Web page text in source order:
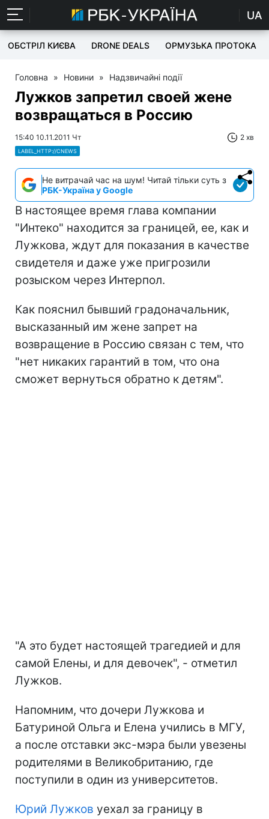
UA
ОБСТРІЛ КИЄВА DRONE DEALS ОРМУЗЬКА ПРОТОКА
Головна » Новини » Надзвичайні події
Лужков запретил своей жене
возвращаться в Россию
15:40 10.11.2011 Чт 2 хв
LABEL_HTTP://CNEWS
Не витрачай час на шум! Читай тільки суть з
РБК-Україна у Google
В настоящее время глава компании
"Интеко" находится за границей, ее, как и
Лужкова, ждут для показания в качестве
свидетеля и даже уже пригрозили
розыском через Интерпол.
Как пояснил бывший градоначальник,
высказанный им жене запрет на
возвращение в Россию связан с тем, что
"нет никаких гарантий в том, что она
сможет вернуться обратно к детям".
"А это будет настоящей трагедией и для
самой Елены, и для девочек", - отметил
Лужков.
Напомним, что дочери Лужкова и
Батуриной Ольга и Елена учились в МГУ,
а после отставки экс-мэра были увезены
родителями в Великобританию, где
поступили в один из университетов.
Юрий Лужков уехал за границу в